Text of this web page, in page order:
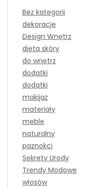
Bez kategorii
dekoracje
Design Wnętrz
dieta skóry
do wnętrz
dodatki
dodatki
makijaż
materiały
meble
naturalny
paznokci
Sekrety Urody
Trendy Modowe
włosów